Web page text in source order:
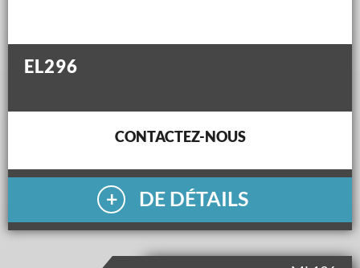
EL296
CONTACTEZ-NOUS
DE DÉTAILS